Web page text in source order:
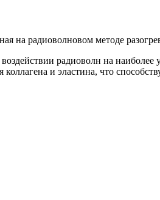
на радиоволновом методе
радиоволн на
коллагена и эластина, что